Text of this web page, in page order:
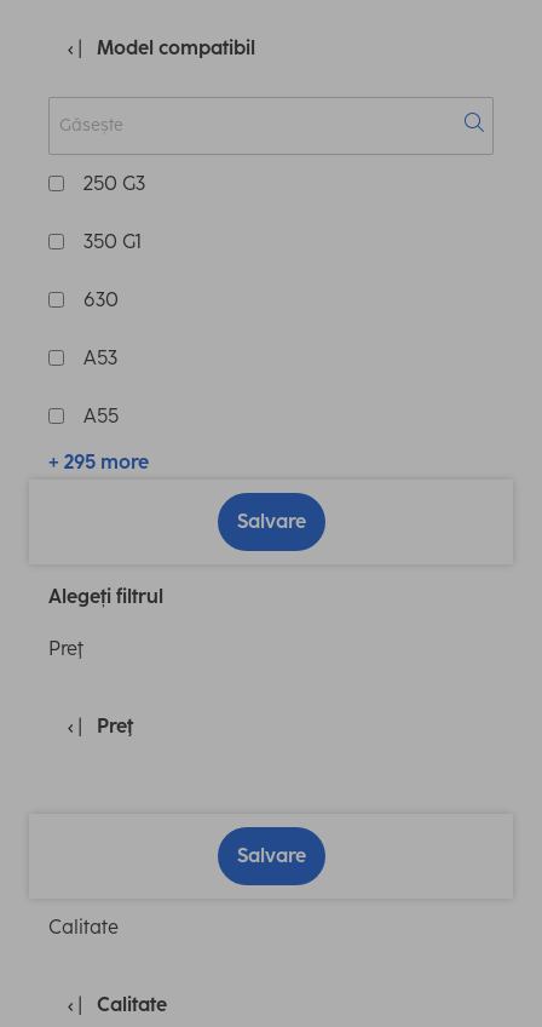
Model compatibil
250 G3
350 G1
630
A53
A55
+ 295 more
Salvare
Alegeți filtrul
Preţ
Preţ
Salvare
Calitate
Calitate